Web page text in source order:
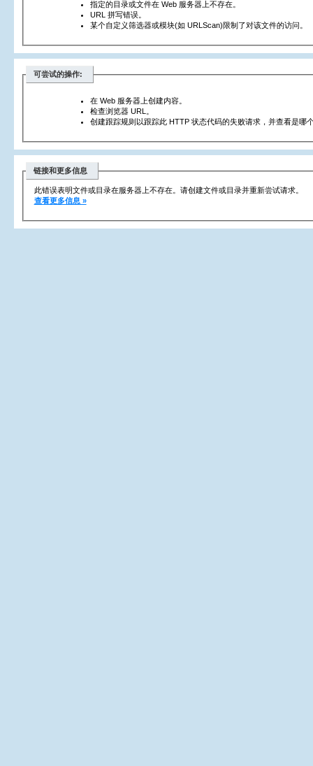
指定的目录或文件在 Web 服务器上不存在。
URL 拼写错误。
某个自定义筛选器或模块(如 URLScan)限制了对该文件的访问。
可尝试的操作:
在 Web 服务器上创建内容。
检查浏览器 URL。
创建跟踪规则以跟踪此 HTTP 状态代码的失败请求，并查看是哪
链接和更多信息
此错误表明文件或目录在服务器上不存在。请创建文件或目录并重新尝试请求。
查看更多信息 »